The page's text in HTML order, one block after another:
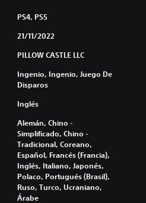
PS4, PS5
21/11/2022
PILLOW CASTLE LLC
Ingenio, Ingenio, Juego De
Disparos
Inglés
Alemán, Chino -
Simplificado, Chino -
Tradicional, Coreano,
Español, Francés (Francia),
Inglés, Italiano, Japonés,
Polaco, Portugués (Brasil),
Ruso, Turco, Ucraniano,
Árabe